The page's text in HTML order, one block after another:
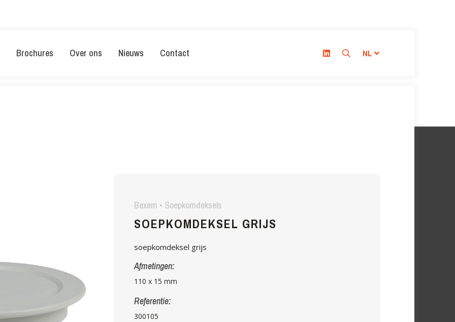
Brochures Over ons Nieuws Contact NL
Bexem • Soepkomdeksels
SOEPKOMDEKSEL GRIJS
soepkomdeksel grijs
Afmetingen:
110 x 15 mm
Referentie:
300105